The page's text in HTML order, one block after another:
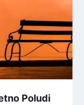
Poludi